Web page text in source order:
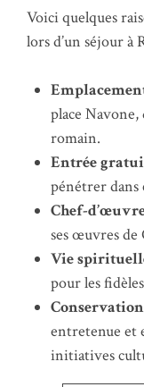
Voici quelques
lors d’un séjour à
place
romain.
Entrée
pénétrer dans
Chef-
ses œuvres de
Vie
pour les
entretenue et
initiatives